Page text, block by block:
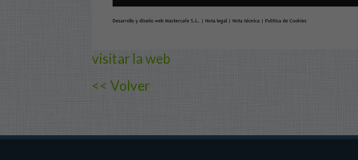
visitar la web
<< Volver